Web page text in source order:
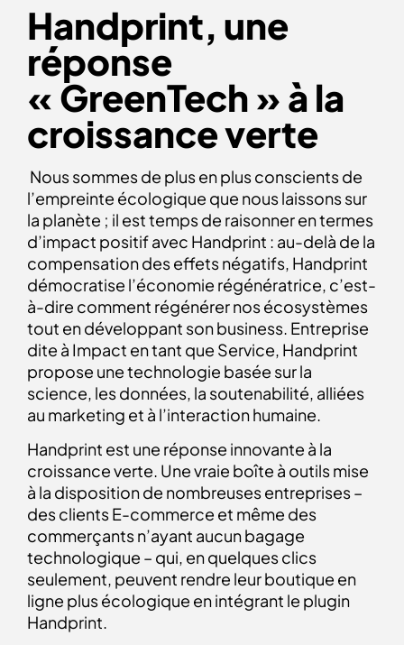
Handprint, une
réponse
« GreenTech » à la
croissance verte
Nous sommes de plus en plus conscients de
l’empreinte écologique que nous laissons sur
la planète ; il est temps de raisonner en termes
d’impact positif avec Handprint : au-delà de la
compensation des effets négatifs, Handprint
démocratise l’économie régénératrice, c’est-
à-dire comment régénérer nos écosystèmes
tout en développant son business. Entreprise
dite à Impact en tant que Service, Handprint
propose une technologie basée sur la
science, les données, la soutenabilité, alliées
au marketing et à l’interaction humaine.
Handprint est une réponse innovante à la
croissance verte. Une vraie boîte à outils mise
à la disposition de nombreuses entreprises –
des clients E-commerce et même des
commerçants n’ayant aucun bagage
technologique – qui, en quelques clics
seulement, peuvent rendre leur boutique en
ligne plus écologique en intégrant le plugin
Handprint.